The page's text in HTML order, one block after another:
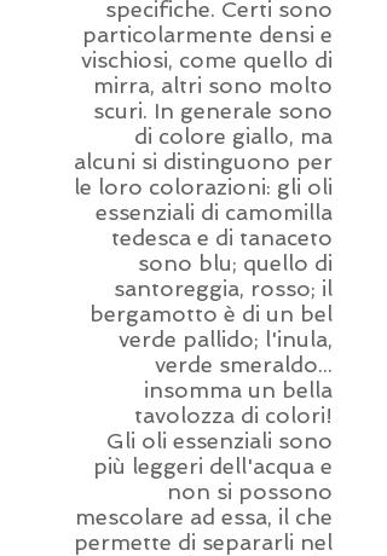
specifiche. Certi sono
particolarmente densi e
vischiosi, come quello di
mirra, altri sono molto
scuri. In generale sono
di colore giallo, ma
alcuni si distinguono per
le loro colorazioni: gli oli
essenziali di camomilla
tedesca e di tanaceto
sono blu; quello di
santoreggia, rosso; il
bergamotto è di un bel
verde pallido; l'inula,
verde smeraldo...
insomma un bella
tavolozza di colori!
Gli oli essenziali sono
più leggeri dell'acqua e
non si possono
mescolare ad essa, il che
permette di separarli nel